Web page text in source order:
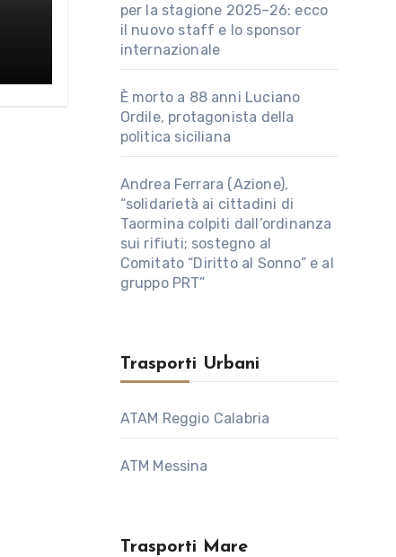
per la stagione 2025–26: ecco
il nuovo staff e lo sponsor
internazionale
È morto a 88 anni Luciano
Ordile, protagonista della
politica siciliana
Andrea Ferrara (Azione),
“solidarietà ai cittadini di
Taormina colpiti dall’ordinanza
sui rifiuti; sostegno al
Comitato “Diritto al Sonno” e al
gruppo PRT”
Trasporti Urbani
ATAM Reggio Calabria
ATM Messina
Trasporti Mare